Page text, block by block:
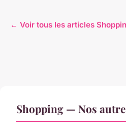
← Voir tous les articles
Shopping — Nos